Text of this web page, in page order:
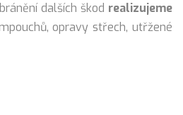
dalších škod realizujeme
opravy střech, utřžené